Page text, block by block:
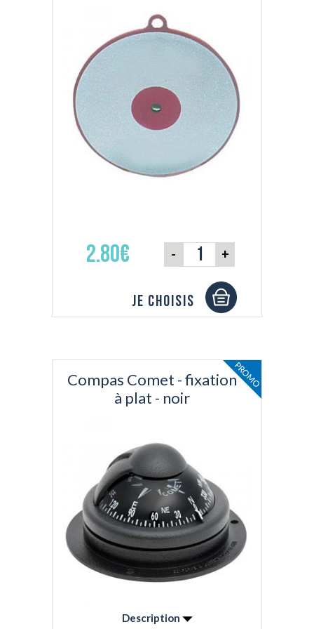
2.80€ - +
Je choisis
PROMO
Compas Comet - fixation
à plat - noir
Description